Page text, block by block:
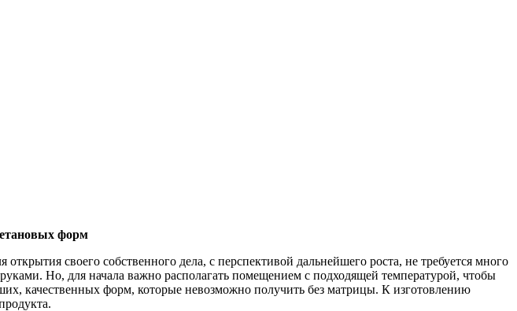
форм
своего собственного дела, с перспективой дальнейшего роста, не требуется много
Но, для начала важно располагать помещением с подходящей температурой, чтобы
качественных форм, которые невозможно получить без матрицы. К изготовлению